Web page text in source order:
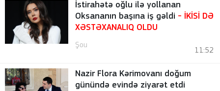
İstirahətə oğlu ilə yollanan
Oksananın başına iş gəldi - İKİSİ DƏ
XƏSTƏXANALIQ OLDU
Şou
11:52
Nazir Flora Kərimovanı doğum
günündə evində ziyarət etdi